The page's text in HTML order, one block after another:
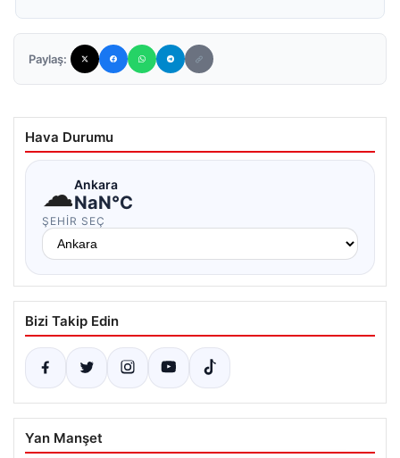
Paylaş:
Hava Durumu
☁Ankara
NaN°C
ŞEHIR SEÇ
Bizi Takip Edin
Yan Manşet